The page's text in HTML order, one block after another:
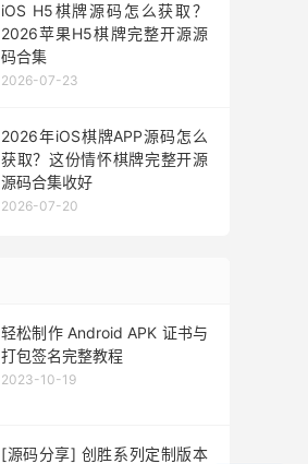
iOS H5棋牌源码怎么获取？
2026苹果H5棋牌完整开源源
码合集
2026-07-23
2026年iOS棋牌APP源码怎么
获取？这份情怀棋牌完整开源
源码合集收好
2026-07-20
轻松制作 Android APK 证书与
打包签名完整教程
2023-10-19
[源码分享] 创胜系列定制版本